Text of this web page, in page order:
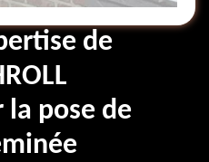
de
la pose de